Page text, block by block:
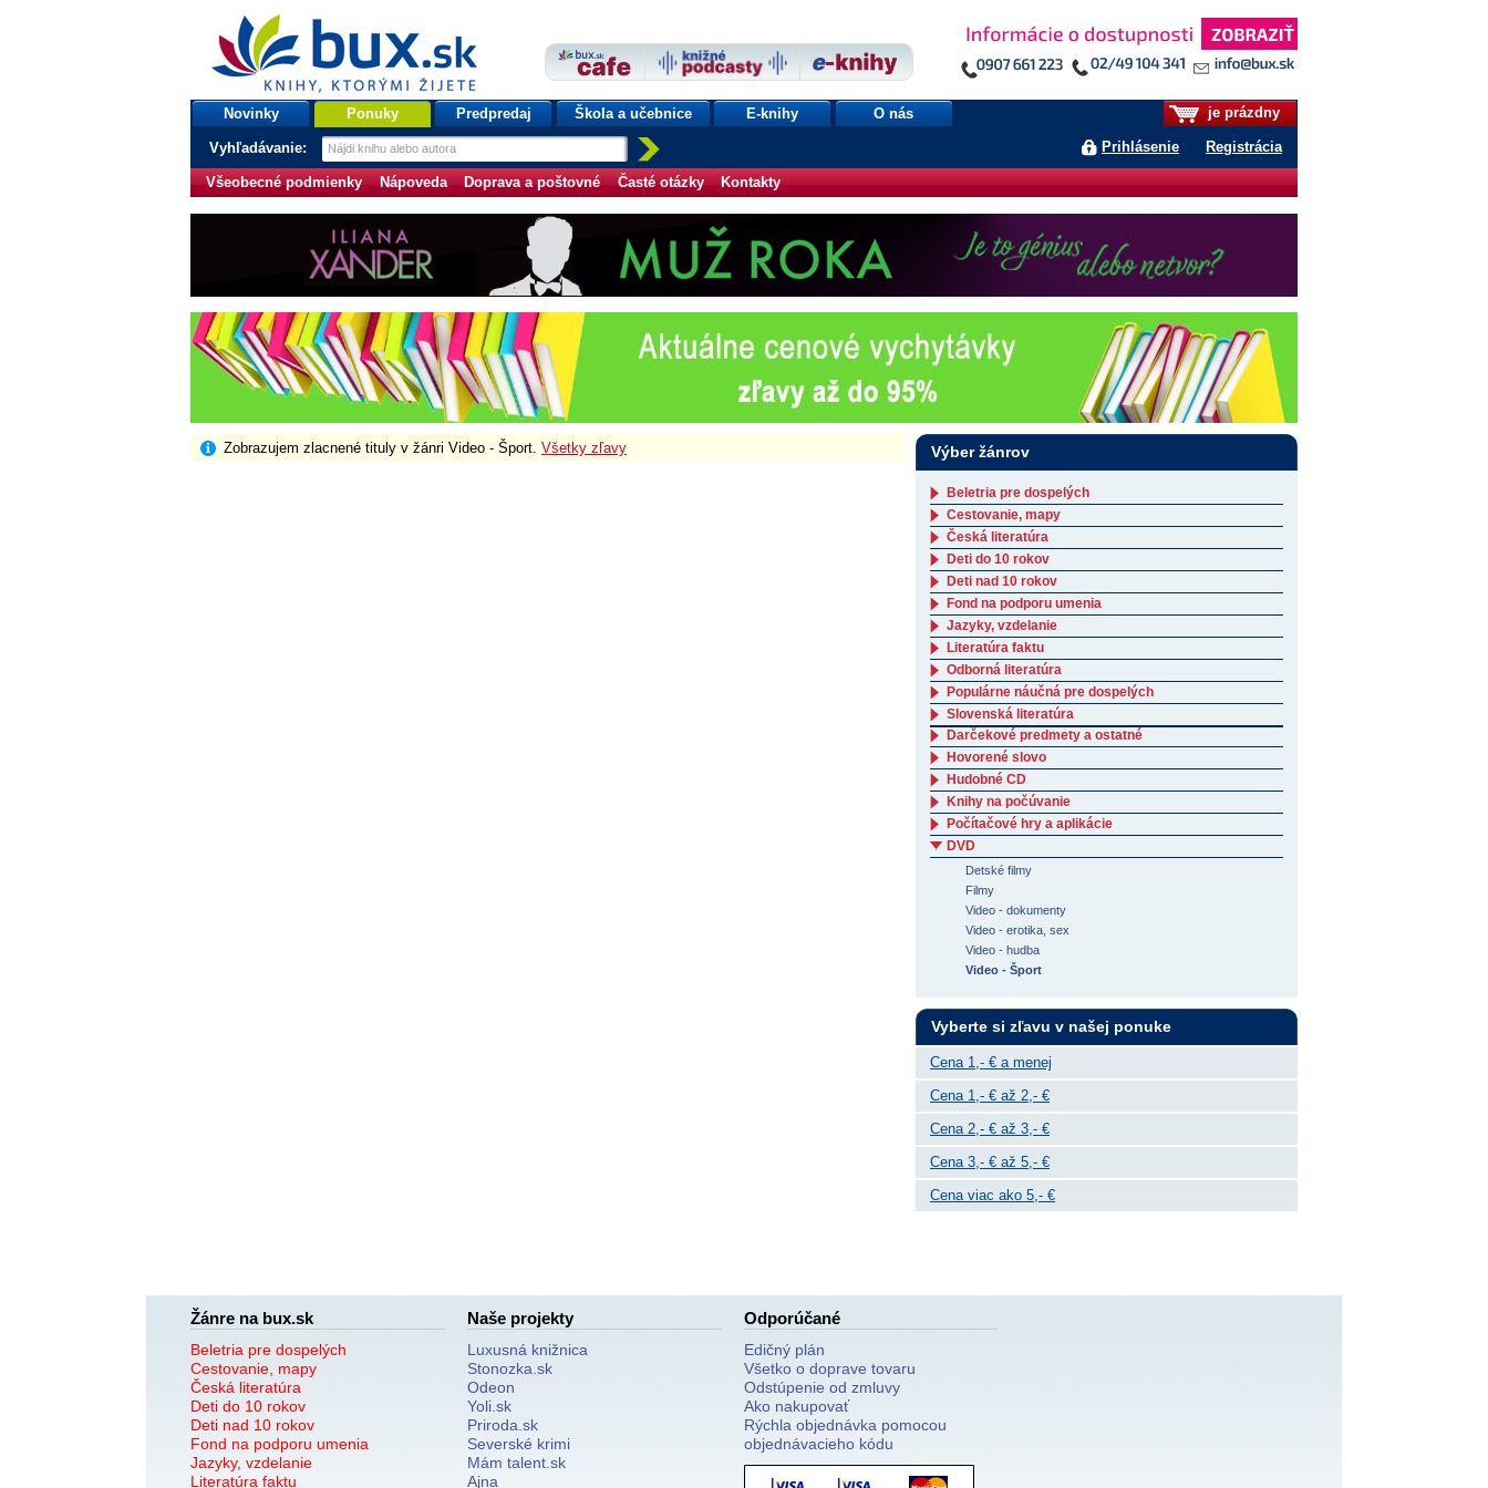
bux.sk
knihy, ktorými žijete
Úvodná stránka
je prázdny
Prihlásenie Registrácia
Novinky Ponuky Predpredaj Škola a učebnice E-knihy O nás
Vyhľadávanie:
Všeobecné podmienky Nápoveda Doprava a poštovné Časté otázky Kontakty
Zobrazujem zlacnené tituly v žánri Video - Šport. Všetky zľavy Výber žánrov
Beletria pre dospelých
Cestovanie, mapy
Česká literatúra
Deti do 10 rokov
Deti nad 10 rokov
Fond na podporu umenia
Jazyky, vzdelanie
Literatúra faktu
Odborná literatúra
Populárne náučná pre dospelých
Slovenská literatúra
Darčekové predmety a ostatné
Hovorené slovo
Hudobné CD
Knihy na počúvanie
Počítačové hry a aplikácie
DVD
Detské filmy
Filmy
Video - dokumenty
Video - erotika, sex
Video - hudba
Video - Šport
Vyberte si zľavu v našej ponuke
Cena 1,- € a menej
Cena 1,- € až 2,- €
Cena 2,- € až 3,- €
Cena 3,- € až 5,- €
Cena viac ako 5,- €
Žánre na bux.sk
Beletria pre dospelých
Cestovanie, mapy
Česká literatúra
Deti do 10 rokov
Deti nad 10 rokov
Fond na podporu umenia
Jazyky, vzdelanie
Literatúra faktu
Naše projekty
Luxusná knižnica
Stonozka.sk
Odeon
Yoli.sk
Priroda.sk
Severské krimi
Mám talent.sk
Ajna
Odporúčané
Edičný plán
Všetko o doprave tovaru
Odstúpenie od zmluvy
Ako nakupovať
Rýchla objednávka pomocou
objednávacieho kódu